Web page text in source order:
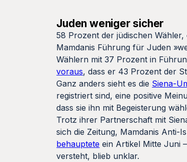
Juden weniger sicher
58 Prozent der jüdischen
Mamdanis Führung für Juden
Wählern mit 37 Prozent in
voraus, dass er 43 Prozent der
Ganz anders sieht es die Siena-
registriert sind, eine positive
dass sie ihn mit Begeisterung
Trotz ihrer Partnerschaft mit
sich die Zeitung, Mamdanis Anti-
behauptete ein Artikel Mitte Juni
versteht, blieb unklar.